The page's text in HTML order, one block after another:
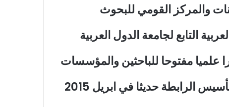
والمركز القومي للبحوث
التابع لجامعة الدول العربية
علميا مفتوحا للباحثين والمؤسسات
مجال بحوث الجينوميات البشرية. وقد تم تأسيس الرابطة حديثا في ابريل 2015